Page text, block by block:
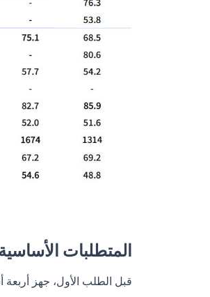
المتطلبات
قبل الطلب الأول، جهز أربعة